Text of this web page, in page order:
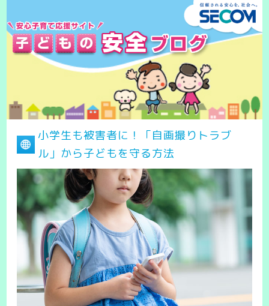
小学生も被害者に！「自画撮りトラブ
ル」から子どもを守る方法